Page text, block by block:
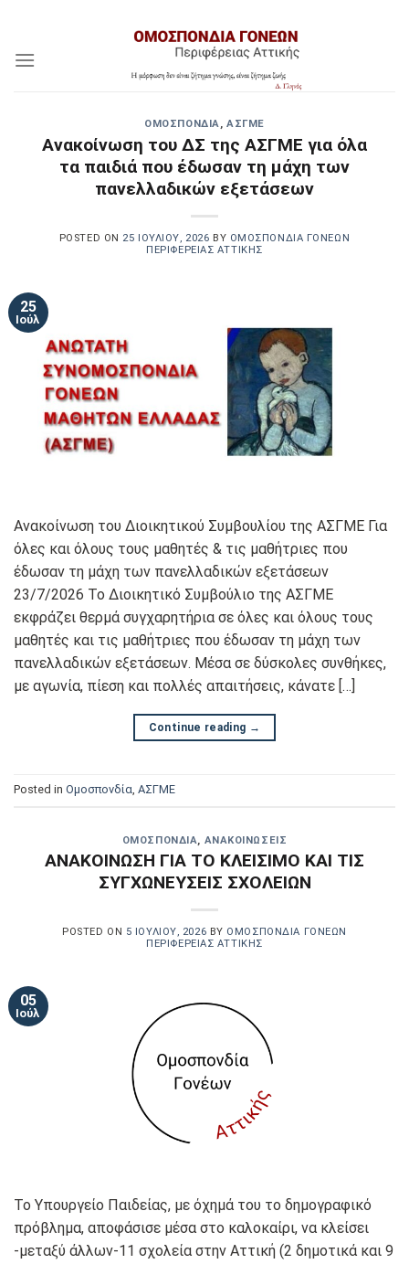
content
OΜΟΣΠΟΝΔΊΑ, ΑΣΓΜΕ
Ανακοίνωση του ΔΣ της ΑΣΓΜΕ για όλα
τα παιδιά που έδωσαν τη μάχη των
πανελλαδικών εξετάσεων
POSTED ON 25 ΙΟΥΛΊΟΥ, 2026 BY ΟΜΟΣΠΟΝΔΊΑ ΓΟΝΈΩΝ
ΠΕΡΙΦΈΡΕΙΑΣ ΑΤΤΙΚΉΣ
25
Ιούλ
Ανακοίνωση του Διοικητικού Συμβουλίου της ΑΣΓΜΕ Για
όλες και όλους τους μαθητές & τις μαθήτριες που
έδωσαν τη μάχη των πανελλαδικών εξετάσεων
23/7/2026 Το Διοικητικό Συμβούλιο της ΑΣΓΜΕ
εκφράζει θερμά συγχαρητήρια σε όλες και όλους τους
μαθητές και τις μαθήτριες που έδωσαν τη μάχη των
πανελλαδικών εξετάσεων. Μέσα σε δύσκολες συνθήκες,
με αγωνία, πίεση και πολλές απαιτήσεις, κάνατε […]
Continue reading →
Posted in Oμοσπονδία, ΑΣΓΜΕ
OΜΟΣΠΟΝΔΊΑ, ΑΝΑΚΟΙΝΏΣΕΙΣ
ΑΝΑΚΟΙΝΩΣΗ ΓΙΑ ΤΟ ΚΛΕΙΣΙΜΟ ΚΑΙ ΤΙΣ
ΣΥΓΧΩΝΕΥΣΕΙΣ ΣΧΟΛΕΙΩΝ
POSTED ON 5 ΙΟΥΛΊΟΥ, 2026 BY ΟΜΟΣΠΟΝΔΊΑ ΓΟΝΈΩΝ
ΠΕΡΙΦΈΡΕΙΑΣ ΑΤΤΙΚΉΣ
05
Ιούλ
Το Υπουργείο Παιδείας, με όχημά του το δημογραφικό
πρόβλημα, αποφάσισε μέσα στο καλοκαίρι, να κλείσει
-μεταξύ άλλων-11 σχολεία στην Αττική (2 δημοτικά και 9